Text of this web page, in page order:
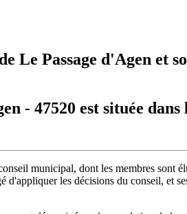
Le Passage d'Agen et
- 47520 est située
municipal, dont les membres sont
d'appliquer les décisions du conseil, et